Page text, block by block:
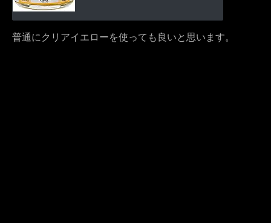
普通にクリアイエローを使っても良いと思います。